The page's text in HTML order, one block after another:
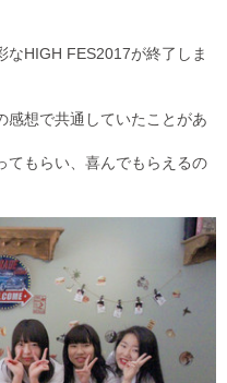
HIGH FES2017が終了しま
感想で共通していたことがあ
もらい、喜んでもらえるの